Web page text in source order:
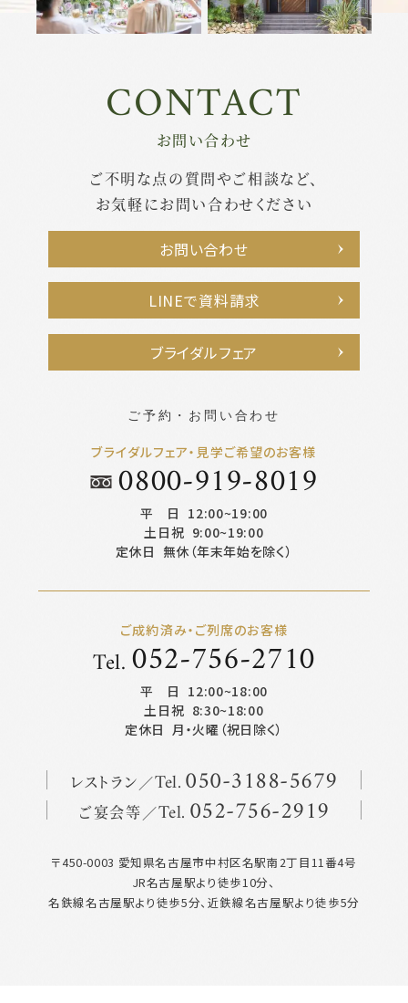
CONTACT
お問い合わせ
ご不明な点の質問やご相談など、
お気軽にお問い合わせください
お問い合わせ
LINEで資料請求
ブライダルフェア
ご予約・お問い合わせ
ブライダルフェア・見学ご希望のお客様
0800-919-8019
平 日 12:00~19:00
土日祝 9:00~19:00
定休日 無休（年末年始を除く）
ご成約済み・ご列席のお客様
Tel. 052-756-2710
平 日 12:00~18:00
土日祝 8:30~18:00
定休日 月・火曜（祝日除く）
レストラン Tel. 050-3188-5679
ご宴会等 Tel. 052-756-2919
〒450-0003 愛知県名古屋市中村区名駅南2丁目11番4号
JR名古屋駅より徒歩10分、
名鉄線名古屋駅より徒歩5分、近鉄線名古屋駅より徒歩5分